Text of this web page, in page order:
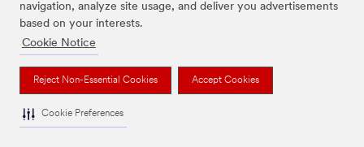
navigation, analyze site usage, and deliver you advertisements
based on your interests.
Cookie Notice
Reject Non-Essential Cookies Accept Cookies
Cookie Preferences